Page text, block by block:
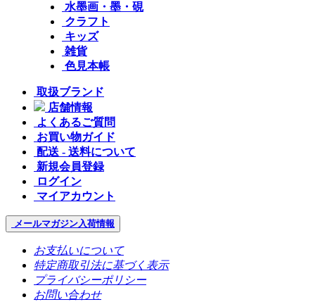
水墨画・墨・硯
クラフト
キッズ
雑貨
色見本帳
取扱ブランド
店舗情報
よくあるご質問
お買い物ガイド
配送 - 送料について
新規会員登録
ログイン
マイアカウント
メールマガジン入荷情報
お支払いについて
特定商取引法に基づく表示
プライバシーポリシー
お問い合わせ